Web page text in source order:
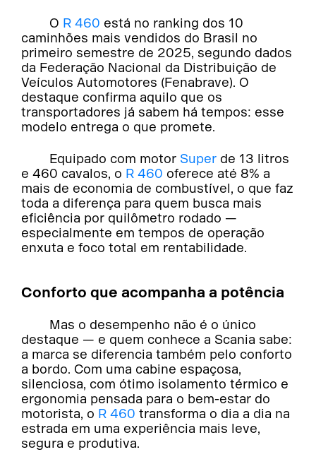
O R 460 está no ranking dos 10
caminhões mais vendidos do Brasil no
primeiro semestre de 2025, segundo dados
da Federação Nacional da Distribuição de
Veículos Automotores (Fenabrave). O
destaque confirma aquilo que os
transportadores já sabem há tempos: esse
modelo entrega o que promete.
Equipado com motor Super de 13 litros
e 460 cavalos, o R 460 oferece até 8% a
mais de economia de combustível, o que faz
toda a diferença para quem busca mais
eficiência por quilômetro rodado —
especialmente em tempos de operação
enxuta e foco total em rentabilidade.
Conforto que acompanha a potência
Mas o desempenho não é o único
destaque — e quem conhece a Scania sabe:
a marca se diferencia também pelo conforto
a bordo. Com uma cabine espaçosa,
silenciosa, com ótimo isolamento térmico e
ergonomia pensada para o bem-estar do
motorista, o R 460 transforma o dia a dia na
estrada em uma experiência mais leve,
segura e produtiva.